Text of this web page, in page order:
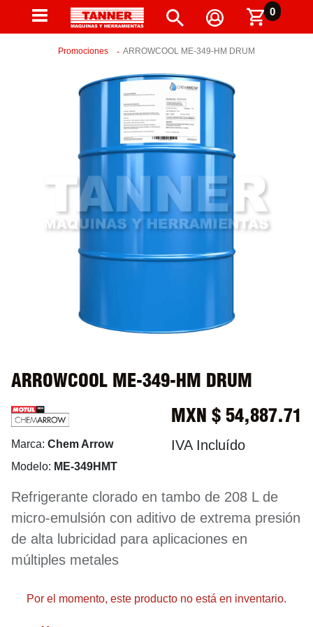
0
Promociones ARROWCOOL ME-349-HM DRUM
ARROWCOOL ME-349-HM DRUM
Marca: Chem Arrow
Modelo: ME-349HMT
MXN $ 54,887.71
IVA Incluído
Refrigerante clorado en tambo de 208 L de
micro-emulsión con aditivo de extrema presión
de alta lubricidad para aplicaciones en
múltiples metales
Por el momento, este producto no está en inventario.